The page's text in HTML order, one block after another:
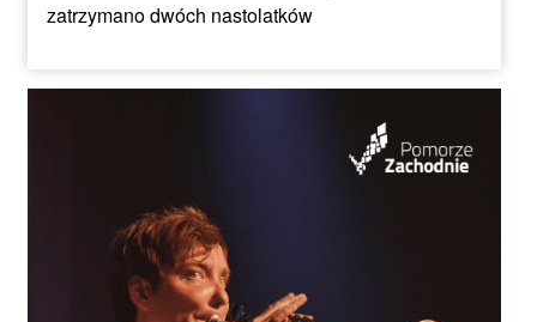
zatrzymano dwóch nastolatków